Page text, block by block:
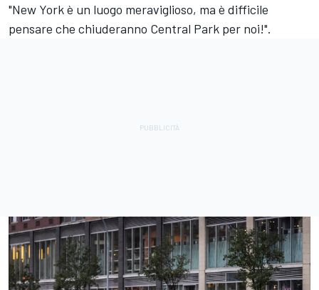
"New York è un luogo meraviglioso, ma è difficile
pensare che chiuderanno Central Park per noi!".